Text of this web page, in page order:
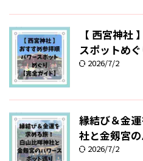
【 西宮神社
スポットめぐ
2026/7/2
縁結び＆金
社と金剱宮
2026/7/2